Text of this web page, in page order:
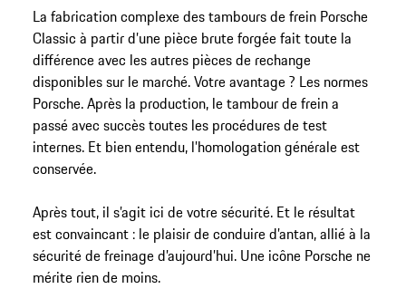
La fabrication complexe des tambours de frein Porsche
Classic à partir d’une pièce brute forgée fait toute la
différence avec les autres pièces de rechange
disponibles sur le marché. Votre avantage ? Les normes
Porsche. Après la production, le tambour de frein a
passé avec succès toutes les procédures de test
internes. Et bien entendu, l’homologation générale est
conservée.
Après tout, il s’agit ici de votre sécurité. Et le résultat
est convaincant : le plaisir de conduire d’antan, allié à la
sécurité de freinage d’aujourd’hui. Une icône Porsche ne
mérite rien de moins.